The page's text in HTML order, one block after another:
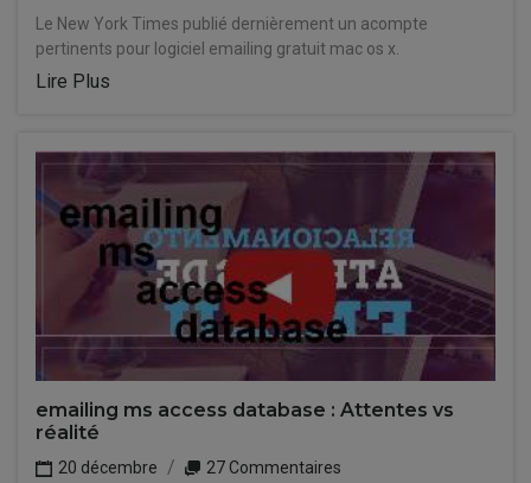
Le New York Times publié dernièrement un acompte
pertinents pour logiciel emailing gratuit mac os x.
Lire Plus
emailing ms access database : Attentes vs
réalité
20 décembre
27 Commentaires